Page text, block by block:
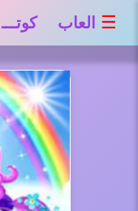
☰ العاب